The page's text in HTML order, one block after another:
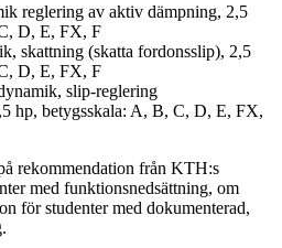
reglering av aktiv dämpning, 2,5
D, E, FX, F
skattning (skatta fordonsslip), 2,5
D, E, FX, F
slip-reglering
hp, betygsskala: A, B, C, D, E, FX,
rekommendation från KTH:s
med funktionsnedsättning, om
för studenter med dokumenterad,